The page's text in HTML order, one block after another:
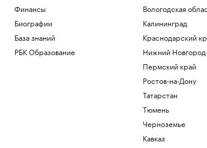
Финансы
Биографии
База знаний
РБК Образование
Вологодская
Калининград
Краснодарский
Нижний Новгород
Пермский край
Ростов-на-Дону
Татарстан
Тюмень
Черноземье
Кавказ